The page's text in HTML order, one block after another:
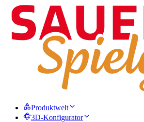
Produktwelt
3D-Konfigurator